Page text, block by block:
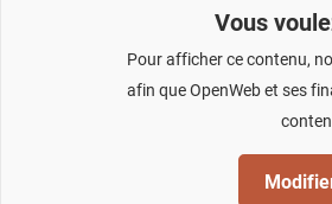
Vous
Pour afficher ce contenu,
afin que OpenWeb et ses